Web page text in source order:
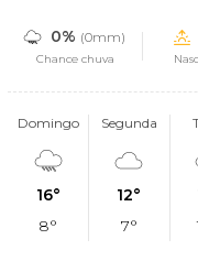
0% (0mm)
Chance chuva
Domingo
16°
8°
Segunda
12°
7°